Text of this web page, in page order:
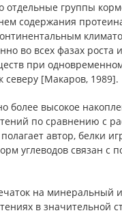
отдельные группы
содержания
во всех фазах роста
при
северу [Макаров, 1989].
более высокое
по сравнению с
автор, белки
углеводов связан с
на минеральный
в значительной